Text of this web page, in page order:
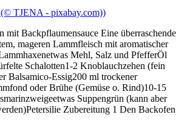
mit Backpflaumensauce Eine überraschende
mageren Lammfleisch mit aromatischer
Mehl, Salz und PfefferÖl
Schalotten1-2 Knoblauchzehen (fein
Balsamico-Essig200 ml trockener
oder Brühe (Gemüse o. Rind)10-15
Suppengrün (kann aber
Zubereitung 1 Den Backofen